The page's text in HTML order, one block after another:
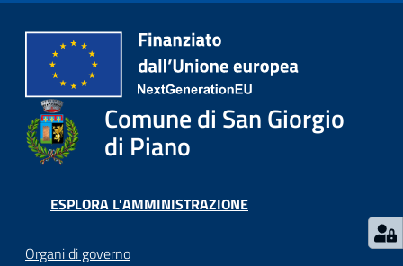
Comune di San Giorgio
di Piano
ESPLORA L'AMMINISTRAZIONE
Organi di governo